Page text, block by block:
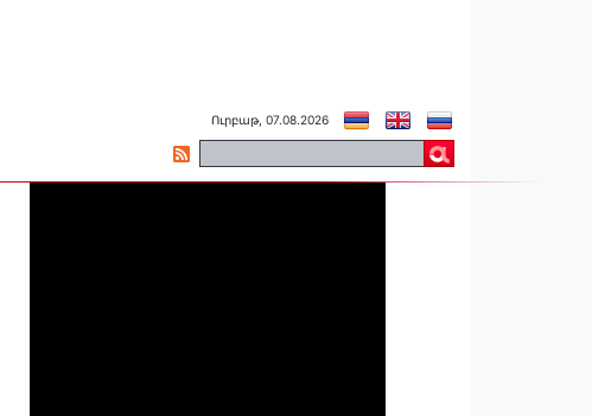
Ուրբաթ, 07.08.2026